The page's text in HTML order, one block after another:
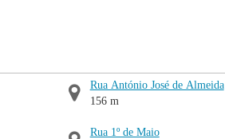
Rua António José de Almeida
156 m
Rua 1º de Maio